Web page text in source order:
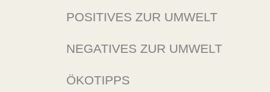
POSITIVES ZUR UMWELT
NEGATIVES ZUR UMWELT
ÖKOTIPPS